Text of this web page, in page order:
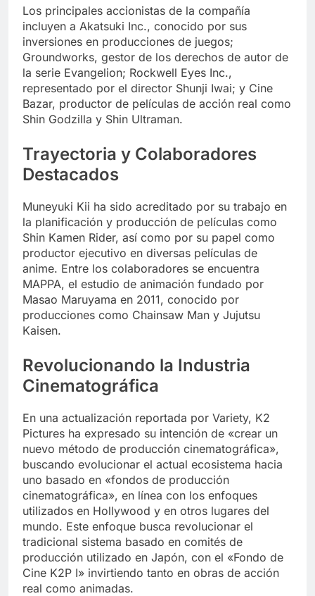
Los principales accionistas de la compañía
incluyen a Akatsuki Inc., conocido por sus
inversiones en producciones de juegos;
Groundworks, gestor de los derechos de autor de
la serie Evangelion; Rockwell Eyes Inc.,
representado por el director Shunji Iwai; y Cine
Bazar, productor de películas de acción real como
Shin Godzilla y Shin Ultraman.
Trayectoria y Colaboradores
Destacados
Muneyuki Kii ha sido acreditado por su trabajo en
la planificación y producción de películas como
Shin Kamen Rider, así como por su papel como
productor ejecutivo en diversas películas de
anime. Entre los colaboradores se encuentra
MAPPA, el estudio de animación fundado por
Masao Maruyama en 2011, conocido por
producciones como Chainsaw Man y Jujutsu
Kaisen.
Revolucionando la Industria
Cinematográfica
En una actualización reportada por Variety, K2
Pictures ha expresado su intención de «crear un
nuevo método de producción cinematográfica»,
buscando evolucionar el actual ecosistema hacia
uno basado en «fondos de producción
cinematográfica», en línea con los enfoques
utilizados en Hollywood y en otros lugares del
mundo. Este enfoque busca revolucionar el
tradicional sistema basado en comités de
producción utilizado en Japón, con el «Fondo de
Cine K2P I» invirtiendo tanto en obras de acción
real como animadas.